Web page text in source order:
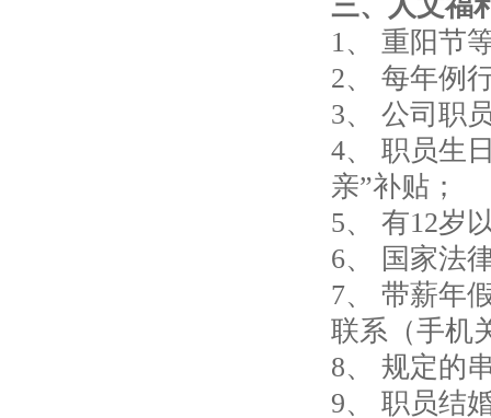
1、 重阳节
2、 每年例
3、 公司职
4、 职员生
亲”补贴；
5、 有12岁
6、 国家法
7、 带薪年
联系（手机
8、 规定的
9、 职员结